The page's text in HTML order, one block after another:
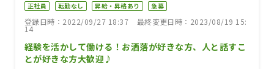
正社員 転勤なし 昇給・昇格あり 急募
登録日時：2022/09/27 18:37 最終変更日時：2023/08/19 15:
14
経験を活かして働ける！お洒落が好きな方、人と話すこ
とが好きな方大歓迎♪